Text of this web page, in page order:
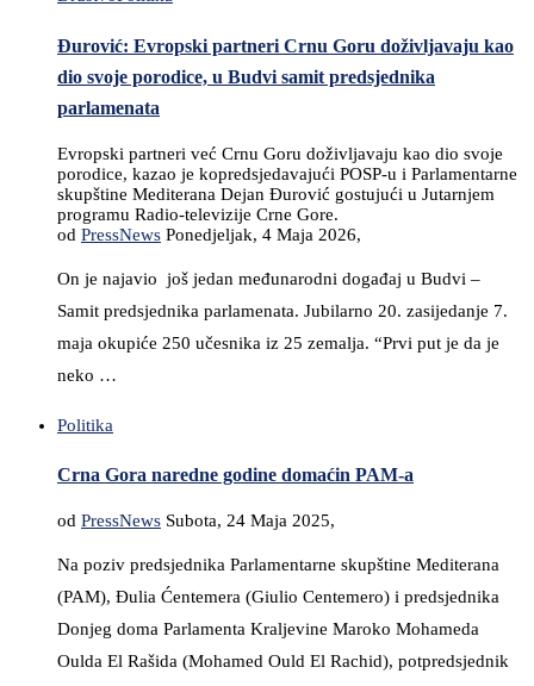
Đurović: Evropski partneri Crnu Goru doživljavaju kao
dio svoje porodice, u Budvi samit predsjednika
parlamenata
Evropski partneri već Crnu Goru doživljavaju kao dio svoje
porodice, kazao je kopredsjedavajući POSP-u i Parlamentarne
skupštine Mediterana Dejan Đurović gostujući u Jutarnjem
programu Radio-televizije Crne Gore.
od PressNews Ponedjeljak, 4 Maja 2026,
On je najavio još jedan međunarodni događaj u Budvi –
Samit predsjednika parlamenata. Jubilarno 20. zasijedanje 7.
maja okupiće 250 učesnika iz 25 zemalja. “Prvi put je da je
neko …
Politika
Crna Gora naredne godine domaćin PAM-a
od PressNews Subota, 24 Maja 2025,
Na poziv predsjednika Parlamentarne skupštine Mediterana
(PAM), Đulia Ćentemera (Giulio Centemero) i predsjednika
Donjeg doma Parlamenta Kraljevine Maroko Mohameda
Oulda El Rašida (Mohamed Ould El Rachid), potpredsjednik